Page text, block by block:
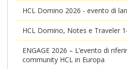
HCL Domino 2026 - evento di
HCL Domino, Notes e Traveler
ENGAGE 2026 – L’evento di
community HCL in Europa